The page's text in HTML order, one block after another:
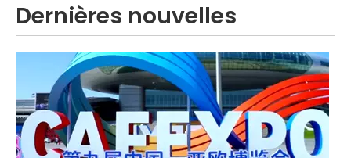
Dernières nouvelles